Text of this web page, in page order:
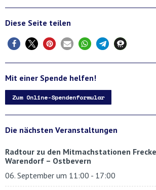
Diese Seite teilen
Mit einer Spende helfen!
Zum Online-Spendenformular
Die nächsten Veranstaltungen
Radtour zu den Mitmachstationen
Warendorf – Ostbevern
06. September um 11:00 - 17:00